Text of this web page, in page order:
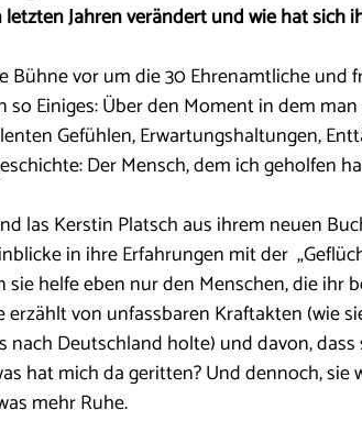
Jahren verändert und wie hat sich
Bühne vor um die 30 Ehrenamtliche und
Einiges: Über den Moment in dem
Gefühlen, Erwartungshaltungen,
Der Mensch, dem ich geholfen
las Kerstin Platsch aus ihrem neuen
in ihre Erfahrungen mit der
sie helfe eben nur den Menschen, die ihr
erzählt von unfassbaren Kraftakten (wie
Deutschland holte) und davon, dass
hat mich da geritten? Und dennoch, sie
mehr Ruhe.